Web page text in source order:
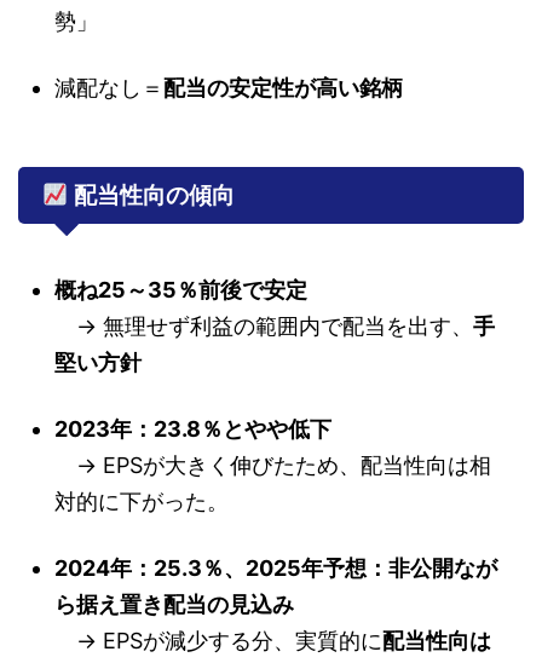
勢」
減配なし＝配当の安定性が高い銘柄
配当性向の傾向
概ね25～35％前後で安定
→ 無理せず利益の範囲内で配当を出す、 手
堅い方針
2023年：23.8％とやや低下
→ EPSが大きく伸びたため、配当性向は相
対的に下がった。
2024年：25.3％、2025年予想：非公開なが
ら据え置き配当の見込み
→ EPSが減少する分、実質的に配当性向は